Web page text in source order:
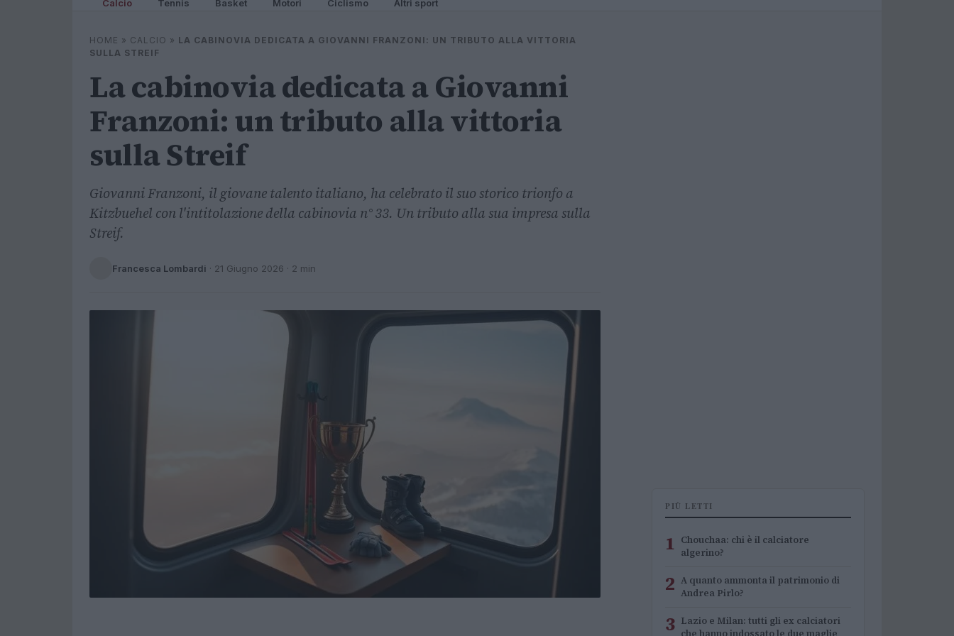
Calcio Tennis Basket Motori Ciclismo Altri sport
HOME » CALCIO » LA CABINOVIA DEDICATA A GIOVANNI FRANZONI: UN TRIBUTO ALLA VITTORIA
SULLA STREIF
La cabinovia dedicata a Giovanni
Franzoni: un tributo alla vittoria
sulla Streif
Giovanni Franzoni, il giovane talento italiano, ha celebrato il suo storico trionfo a
Kitzbuehel con l'intitolazione della cabinovia n° 33. Un tributo alla sua impresa sulla
Streif.
Francesca Lombardi · 21 Giugno 2026 · 2 min
PIÙ LETTI
1 Chouchaa: chi è il calciatore
algerino?
2 A quanto ammonta il patrimonio di
Andrea Pirlo?
3 Lazio e Milan: tutti gli ex calciatori
che hanno indossato le due maglie